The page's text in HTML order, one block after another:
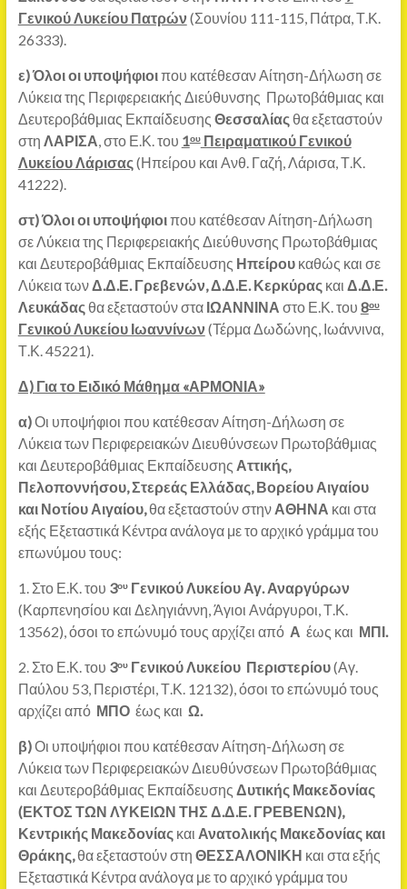
Γενικού Λυκείου Πατρών (Σουνίου 111-115, Πάτρα, Τ.Κ.
26333).
ε) Όλοι οι υποψήφιοιπου κατέθεσαν Αίτηση-Δήλωση σε
Λύκεια της Περιφερειακής Διεύθυνσης Πρωτοβάθμιας και
Δευτεροβάθμιας Εκπαίδευσης Θεσσαλίας θα εξεταστούν
στη ΛΑΡΙΣΑ, στο Ε.Κ. του 1ουΠειραματικού Γενικού
Λυκείου Λάρισας (Ηπείρου και Ανθ. Γαζή, Λάρισα, Τ.Κ.
41222).
στ)Όλοι οι υποψήφιοιπου κατέθεσαν Αίτηση-Δήλωση
σε Λύκεια της Περιφερειακής Διεύθυνσης Πρωτοβάθμιας
και Δευτεροβάθμιας Εκπαίδευσης Ηπείρου καθώς και σε
Λύκεια τωνΔ.Δ.Ε. Γρεβενών, Δ.Δ.Ε. Κερκύρας και Δ.Δ.Ε.
Λευκάδας θα εξεταστούν στα ΙΩΑΝΝΙΝΑ στο Ε.Κ. του 8ου
Γενικού Λυκείου Ιωαννίνων (Τέρμα Δωδώνης, Ιωάννινα,
Τ.Κ. 45221).
Δ) Για το Ειδικό Μάθημα «ΑΡΜΟΝΙΑ»
α)Οι υποψήφιοι που κατέθεσαν Αίτηση-Δήλωση σε
Λύκεια των Περιφερειακών Διευθύνσεων Πρωτοβάθμιας
και Δευτεροβάθμιας Εκπαίδευσης Αττικής,
Πελοποννήσου, Στερεάς Ελλάδας, Βορείου Αιγαίου
και Νοτίου Αιγαίου,θα εξεταστούν στην ΑΘΗΝΑ και στα
εξής Εξεταστικά Κέντρα ανάλογα με το αρχικό γράμμα του
επωνύμου τους:
1. Στο Ε.Κ. του 3ουΓενικού Λυκείου Αγ. Αναργύρων
(Καρπενησίου και Δεληγιάννη, Άγιοι Ανάργυροι, Τ.Κ.
13562), όσοι το επώνυμό τους αρχίζει από Α έως και ΜΠΙ.
2. Στο Ε.Κ. του 3ουΓενικού Λυκείου Περιστερίου(Αγ.
Παύλου 53, Περιστέρι, Τ.Κ. 12132), όσοι το επώνυμό τους
αρχίζει από ΜΠΟέως και Ω.
β)Οι υποψήφιοι που κατέθεσαν Αίτηση-Δήλωση σε
Λύκεια των Περιφερειακών Διευθύνσεων Πρωτοβάθμιας
και Δευτεροβάθμιας Εκπαίδευσης Δυτικής Μακεδονίας
(ΕΚΤΟΣ ΤΩΝ ΛΥΚΕΙΩΝ ΤΗΣ Δ.Δ.Ε. ΓΡΕΒΕΝΩΝ),
Κεντρικής Μακεδονίας και Ανατολικής Μακεδονίας και
Θράκης,θα εξεταστούν στη ΘΕΣΣΑΛΟΝΙΚΗ και στα εξής
Εξεταστικά Κέντρα ανάλογα με το αρχικό γράμμα του